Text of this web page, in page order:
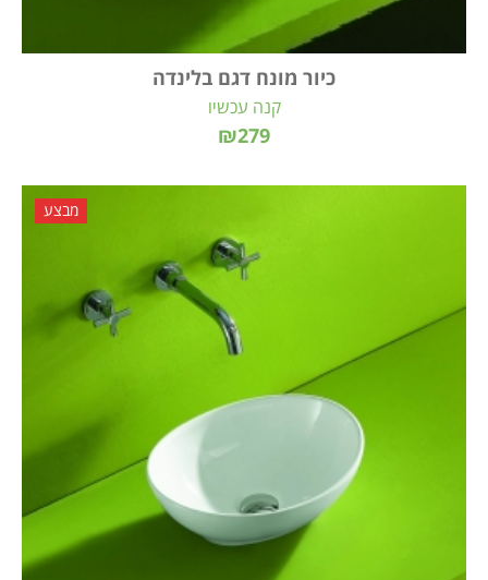
כיור מונח דגם בלינדה
₪279
קנה עכשיו
מבצע